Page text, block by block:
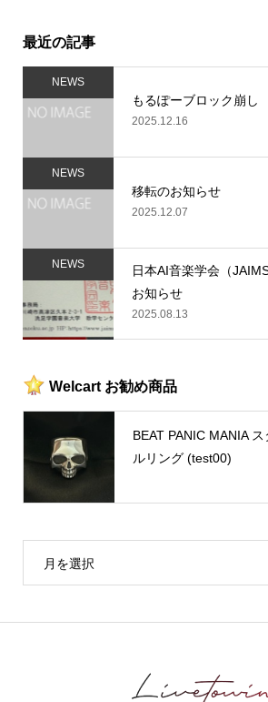
最近の記事
もるぽーブロック崩し
2025.12.16
NEWS
移転のお知らせ
2025.12.07
NEWS
日本AI音楽学会（
お知らせ
2025.08.13
NEWS
Welcart お勧め商品
BEAT PANIC MANIA
ルリング (test00)
月を選択